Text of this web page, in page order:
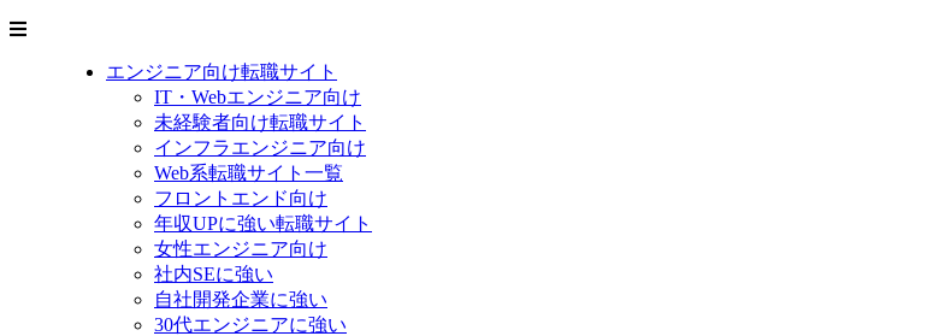
エンジニア向け転職サイト
IT・Webエンジニア向け
未経験者向け転職サイト
インフラエンジニア向け
Web系転職サイト一覧
フロントエンド向け
年収UPに強い転職サイト
女性エンジニア向け
社内SEに強い
自社開発企業に強い
30代エンジニアに強い